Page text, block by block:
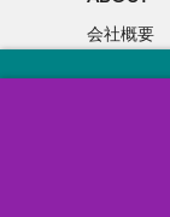
会社概要